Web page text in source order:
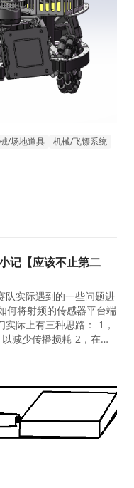
/场地道具
机械/飞镖系统
记【应该不止第二
队实际遇到的一些问题进
何将射频的传感器平台端
际上有三种思路： 1，
减少传播损耗 2，在天